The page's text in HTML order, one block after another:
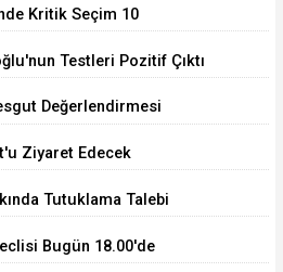
Kritik Seçim 10
Testleri Pozitif Çıktı
Değerlendirmesi
Ziyaret Edecek
Tutuklama Talebi
Bugün 18.00'de